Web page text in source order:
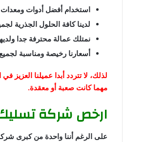
استخدام أفضل أدوات ومعدات
لدينا كافة الحلول الجذرية
نمتلك عمالة محترفة جدا
أسعارنا رخيصة ومناسبة
لذلك، لا تتردد أبدا عميلنا
مهما كانت صعبة أو معقدة.
ارخص شركة
على الرغم أننا واحدة من كبرى